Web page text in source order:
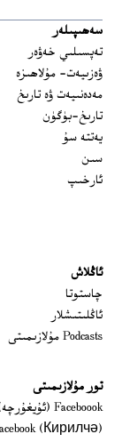
سەھىپىلەر
تەپسىلىي خەۋەر
ۋەزىيەت- مۇلاھىزە
مەدەنىيەت ۋە تارىخ
تارىخ-بۈگۈن
يەتتە سۇ
سىن
ئارخىپ
ئاڭلاش
چاستوتا
ئاڭلىتىشلار
Podcasts مۇلازىمىتى
تور مۇلازىمىتى
Faceboook (ئۇيغۇرچە)
(Кирилчә)